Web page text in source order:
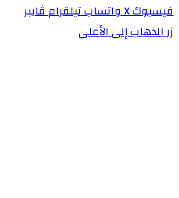
فيسبوكXواتسابتيلقرامڤايبر
زر الذهاب إلى الأعلى